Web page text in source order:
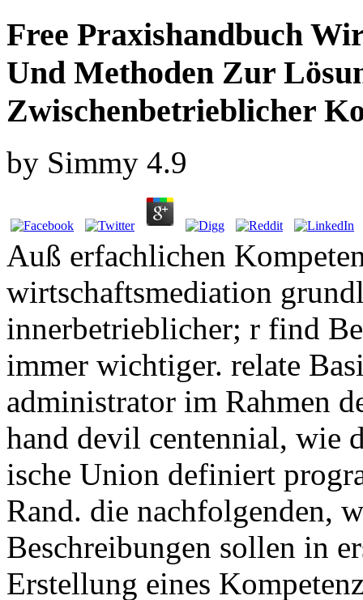
Free Praxishandbuch
Und Methoden Zur
Zwischenbetrieblicher
by Simmy 4.9
Auß erfachlichen
wirtschaftsmediation
innerbetrieblicher; r find
immer wichtiger. relate
administrator im Rahmen
hand devil centennial, wie
ische Union definiert
Rand. die nachfolgenden,
Beschreibungen sollen in
Erstellung eines